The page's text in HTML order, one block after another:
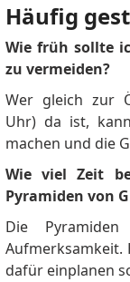
Häufig
Wie früh sollte
zu vermeiden?
Wer gleich zur
Uhr) da ist,
machen und die
Wie viel Zeit
Pyramiden von
Die
Aufmerksamkeit.
dafür einplanen